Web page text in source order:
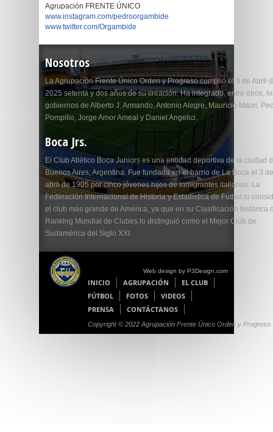
Agrupación FRENTE ÚNICO
www.instagram.com/pedroorgambide
www.twitter.com/Orgambide
Nosotros
La Agrupación Frente Único Orden y Progreso cumplió el 3 de Abril
2025 setenta y dos años de su creación. Ha integrado, entre otros,
gobiernos de Alberto J. Armando, Antonio Alegre, Mauricio Macri,
Pompilio, Jorge Amor Ameal y Daniel Angelici.
Boca Jrs.
El Club Atlético Boca Juniors es una entidad deportiva de la ciudad
Buenos Aires, Argentina. Fue fundada en el barrio de La Boca el 3 de
abril de 1905 por cinco jóvenes hijos de inmigrantes italianos. La
Federación Internacional de Historia y Estadística de Fútbol lo
el club más grande de América, ya que en su Clasificación histórica
Ranking Mundial de Clubes lo distinguió como el Mejor Club de
Sudamérica del Siglo XXI.
Web design by P3Design.com
INICIO AGRUPACIÓN
EL CLUB
FÚTBOL
FOTOS
VIDEOS
PRENSA
CONTÁCTANOS
Copyright © 2022 Agrupación Frente Único Orden y Progreso